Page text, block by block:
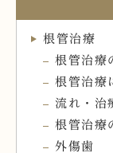
根管治療
根管治療
根管治療
流れ・治
根管治療
外傷歯